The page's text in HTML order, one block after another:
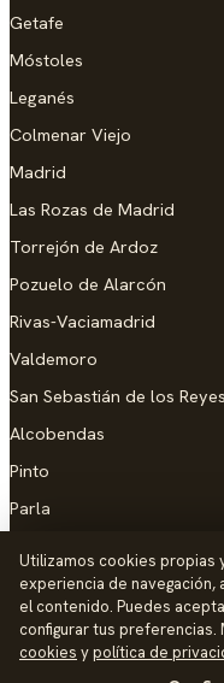
Getafe
Móstoles
Leganés
Colmenar Viejo
Madrid
Las Rozas de Madrid
Torrejón de Ardoz
Pozuelo de Alarcón
Rivas-Vaciamadrid
Valdemoro
San Sebastián de los Reyes
Alcobendas
Pinto
Parla
AYUDA
Añadir empresa
Utilizamos cookies propias
experiencia de
el contenido. Puedes
configurar tus preferencias.
cookies ypolítica de